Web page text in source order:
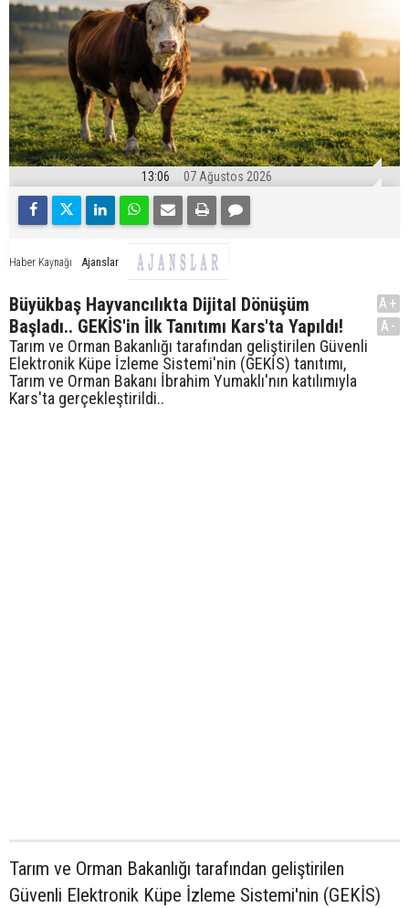
13:06 07 Ağustos 2026
Haber Kaynağı Ajanslar
Büyükbaş Hayvancılıkta Dijital Dönüşüm
Başladı.. GEKİS'in İlk Tanıtımı Kars'ta Yapıldı!
Tarım ve Orman Bakanlığı tarafından geliştirilen Güvenli
Elektronik Küpe İzleme Sistemi'nin (GEKİS) tanıtımı,
Tarım ve Orman Bakanı İbrahim Yumaklı'nın katılımıyla
Kars'ta gerçekleştirildi..
A+
A-
Tarım ve Orman Bakanlığı tarafından geliştirilen
Güvenli Elektronik Küpe İzleme Sistemi'nin (GEKİS)